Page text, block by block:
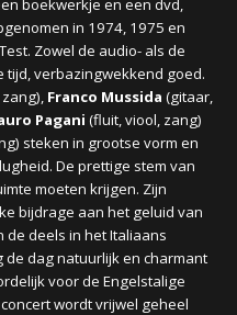
boekwerkje en een dvd,
in 1974, 1975 en
Zowel de audio- als de
tijd, verbazingwekkend goed.
Franco Mussida (gitaar,
Pagani (fluit, viool, zang)
steken in grootse vorm en
De prettige stem van
moeten krijgen. Zijn
bijdrage aan het geluid van
de deels in het Italiaans
dag natuurlijk en charmant
voor de Engelstalige
wordt vrijwel geheel